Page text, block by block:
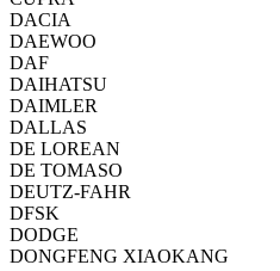
DACIA
DAEWOO
DAF
DAIHATSU
DAIMLER
DALLAS
DE LOREAN
DE TOMASO
DEUTZ-FAHR
DFSK
DODGE
DONGFENG XIAOKANG